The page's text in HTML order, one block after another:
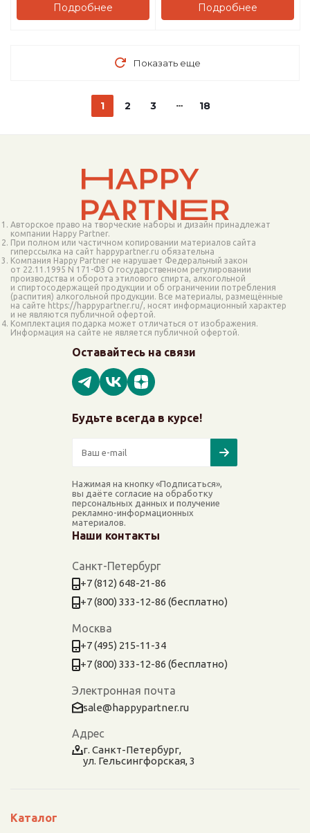
Подробнее Подробнее
Показать еще
1 2 3 18
Авторское право на творческие наборы и дизайн принадлежат
компании Happy Partner.
При полном или частичном копировании материалов сайта
гиперссылка на сайт happypartner.ru обязательна
Компания Happy Partner не нарушает Федеральный закон
от 22.11.1995 N 171-ФЗ О государственном регулировании
производства и оборота этилового спирта, алкогольной
и спиртосодержащей продукции и об ограничении потребления
(распития) алкогольной продукции. Все материалы, размещённые
на сайте https://happypartner.ru/, носят информационный характер
и не являются публичной офертой.
Комплектация подарка может отличаться от изображения.
Информация на сайте не является публичной офертой.
Оставайтесь на связи
Будьте всегда в курсе!
Нажимая на кнопку «Подписаться»,
вы даёте согласие на обработку
персональных данных и получение
рекламно-информационных
материалов.
Наши контакты
Санкт-Петербург
+7 (812) 648-21-86
+7 (800) 333-12-86 (бесплатно)
Москва
+7 (495) 215-11-34
+7 (800) 333-12-86 (бесплатно)
Электронная почта
sale@happypartner.ru
Адрес
г. Санкт-Петербург,
ул. Гельсингфорская, 3
Каталог